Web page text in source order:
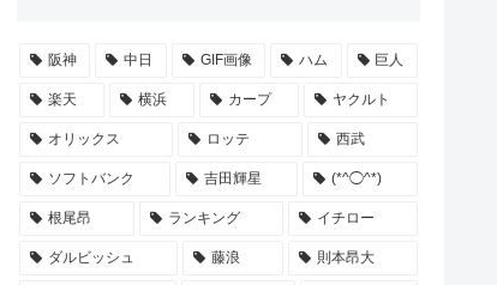
阪神 中日 GIF画像 ハム 巨人
楽天 横浜 カープ ヤクルト
オリックス ロッテ 西武
ソフトバンク 吉田輝星 (*^◯^*)
根尾昂 ランキング イチロー
ダルビッシュ 藤浪 則本昂大